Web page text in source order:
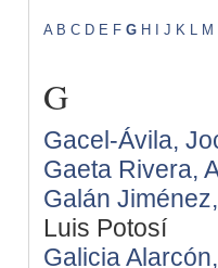
A B C D E F G H I J K L M
G
Gacel-Ávila,
Gaeta Rivera,
Galán
Luis Potosí
Galicia